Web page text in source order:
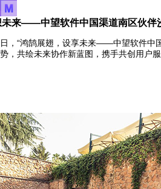
未来——中望软件中国渠道南区伙伴
，“鸿鹄展翅，设享未来——中望软件中
，共绘未来协作新蓝图，携手共创用户